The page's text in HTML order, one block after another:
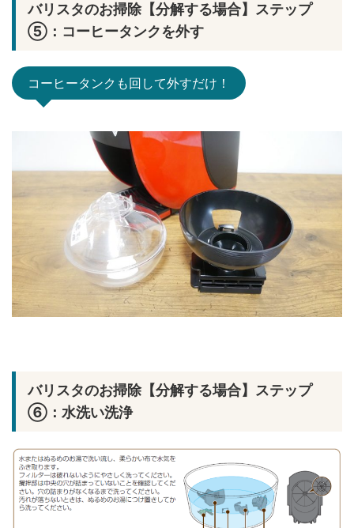
バリスタのお掃除【分解する場合】ステップ
⑤：コーヒータンクを外す
コーヒータンクも回して外すだけ！
バリスタのお掃除【分解する場合】ステップ
⑥：水洗い洗浄